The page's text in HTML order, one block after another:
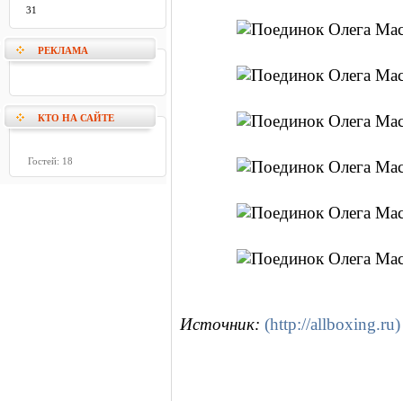
31
РЕКЛАМА
КТО НА САЙТЕ
Гостей: 18
Источник: (http://allboxing.ru)